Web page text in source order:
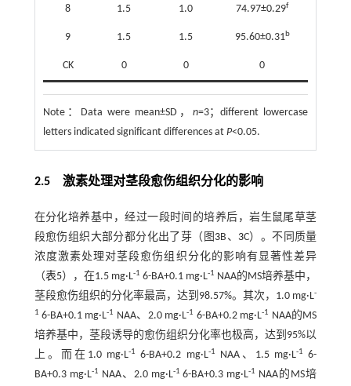
8 1.5 1.0 74.97±0.29f
9 1.5 1.5 95.60±0.31 b
CK 0 0 0
Note： Data were mean±SD，n=3；different lowercase
letters indicated significant differences at P<0.05.
2.5 激素处理对茎段愈伤组织分化的影响
在分化培养基中，经过一段时间的培养后，岩生鼠尾草茎
段愈伤组织大部分都分化出了芽（图 3B、 3C）。不同质量
浓度激素处理对茎段愈伤组织分化的影响有显著性差异
（表5），在1.5 mg·L-1 6-BA+0.1 mg·L-1 NAA的MS培养基中，
茎段愈伤组织的分化率最高，达到98.57%。其次，1.0 mg·L-
1 6-BA+0.1 mg·L-1 NAA、2.0 mg·L-1 6-BA+0.2 mg·L-1
NAA的MS
培养基中，茎段诱导的愈伤组织分化率也极高，达到95%以
上。而在1.0 mg·L-1 6-BA+0.2 mg·L-1 NAA、1.5 mg·L-1
6-
BA+0.3 mg·L-1 NAA、2.0 mg·L-1 6-BA+0.3 mg·L-1
NAA的MS培